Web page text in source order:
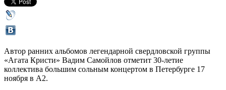
Автор ранних альбомов легендарной свердловской группы
«Агата Кристи» Вадим Самойлов отметит 30-летие
коллектива большим сольным концертом в Петербурге 17
ноября в А2.